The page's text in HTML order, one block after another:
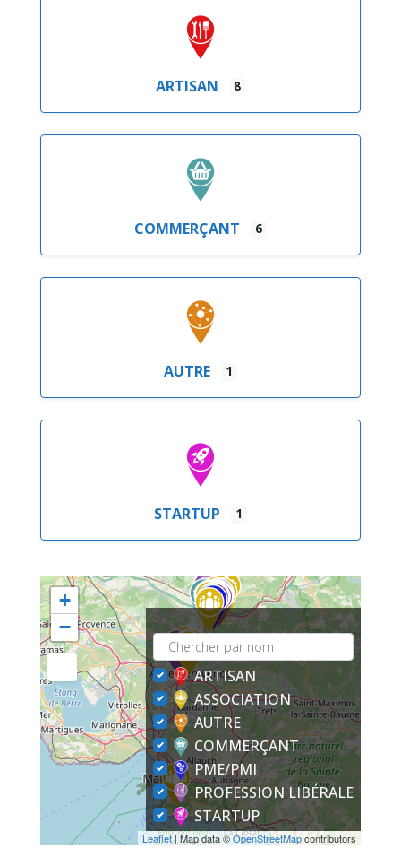
ARTISAN 8
COMMERÇANT 6
AUTRE 1
STARTUP 1
+
−
Leaflet| Map data ©OpenStreetMapcontributors
ARTISAN
ASSOCIATION
AUTRE
COMMERÇANT
PME/PMI
PROFESSION LIBÉRALE
STARTUP